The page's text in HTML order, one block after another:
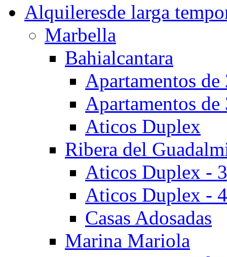
Alquileresde larga
Marbella
Bahialcantara
Apartamentos
Apartamentos
Aticos Duplex
Ribera del
Aticos Duplex -
Aticos Duplex -
Casas Adosadas
Marina Mariola